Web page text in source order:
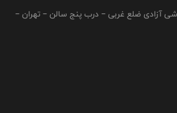
آزادی ضلع غربی – درب پنج سالن – تهران –